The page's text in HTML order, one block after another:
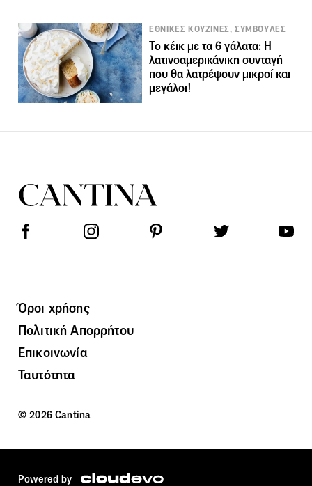
ΕΘΝΙΚΕΣ ΚΟΥΖΙΝΕΣ, ΣΥΜΒΟΥΛΕΣ
Το κέικ με τα 6 γάλατα: Η
λατινοαμερικάνικη συνταγή
που θα λατρέψουν μικροί και
μεγάλοι!
Όροι χρήσης
Πολιτική Απορρήτου
Επικοινωνία
Ταυτότητα
© 2026 Cantina
Powered by